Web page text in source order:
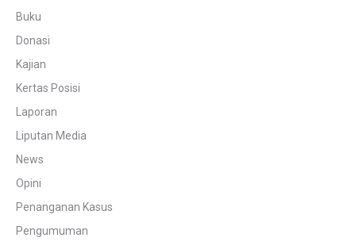
Buku
Donasi
Kajian
Kertas Posisi
Laporan
Liputan Media
News
Opini
Penanganan Kasus
Pengumuman